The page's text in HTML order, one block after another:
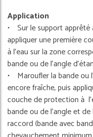
Application
• Sur le support apprêté
appliquer une première
à l’eau sur la zone
bande ou de l’angle
• Maroufler la bande ou
encore fraîche, puis
couche de protection à
bande ou de l’angle et
raccord (bande avec